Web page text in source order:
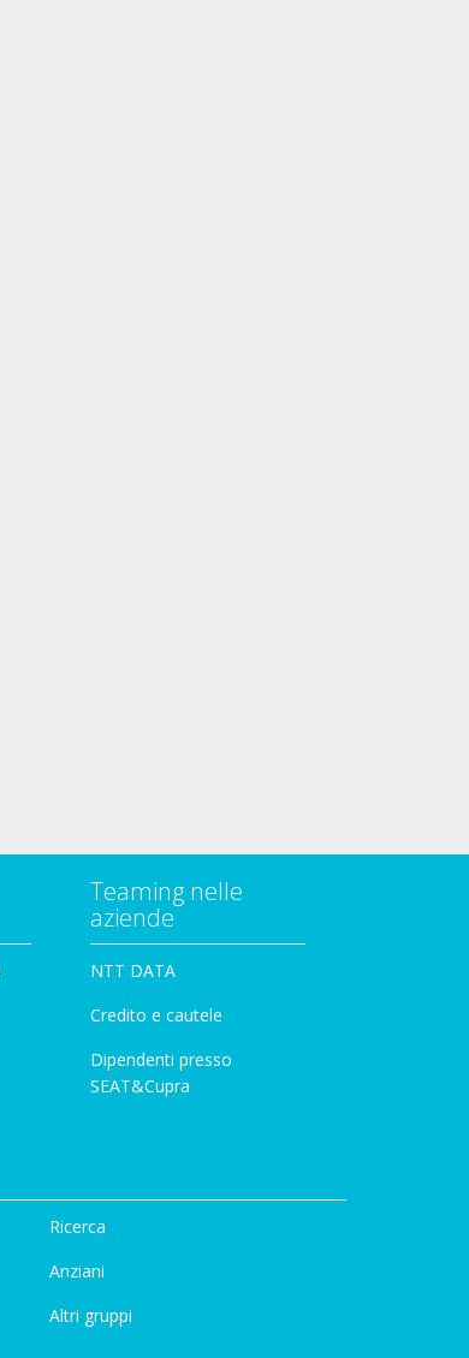
Teaming nelle
aziende
NTT DATA
Credito e cautele
Dipendenti presso
SEAT&Cupra
Ricerca
Anziani
Altri gruppi